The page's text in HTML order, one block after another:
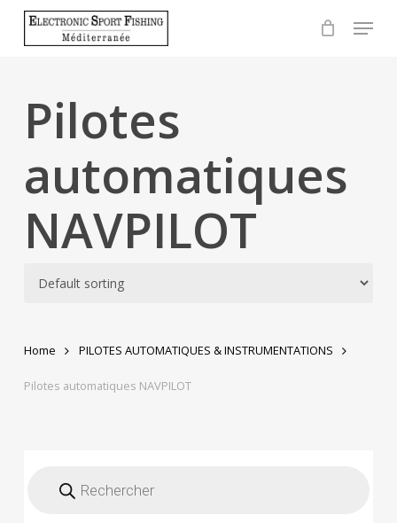
Menu
Pilotes
automatiques
NAVPILOT
Home PILOTES AUTOMATIQUES & INSTRUMENTATIONS
Pilotes automatiques NAVPILOT
produits